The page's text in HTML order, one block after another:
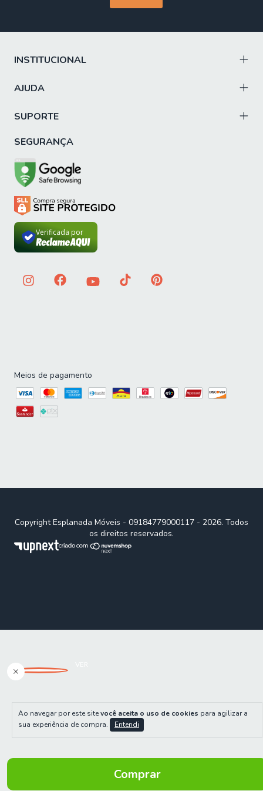
Ao navegar por este sitevocê aceita o uso de cookies para agilizar a
sua experiência de compra.
Entendi
INSTITUCIONAL
AJUDA
SUPORTE
SEGURANÇA
Verificada por
Meios de pagamento
Copyright Esplanada Móveis - 09184779000117 - 2026. Todos
os direitos reservados.